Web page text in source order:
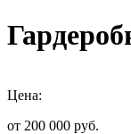
Цена:
от 200 000 руб.